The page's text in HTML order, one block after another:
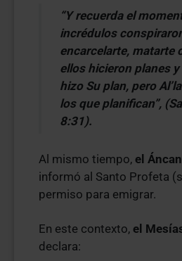
“Y recuerda el
incrédulos
encarcelarte, matarte
ellos hicieron planes y
hizo Su plan, pero
los que planifican”,
8:31).
Al mismo tiempo, el
informó al Santo Profeta
permiso para emigrar.
En este contexto, el
declara: